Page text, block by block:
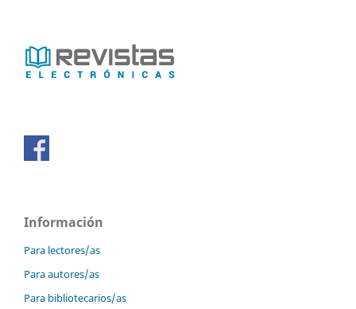
Información
Para lectores/as
Para autores/as
Para bibliotecarios/as